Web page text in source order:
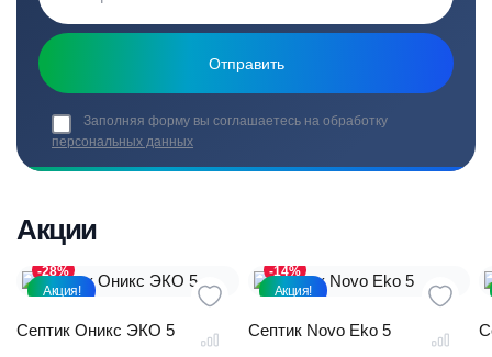
Заполняя форму вы соглашаетесь на обработку
персональных данных
Акции
Акция!
-28%
Септик Оникс ЭКО 5
Акция!
-14%
Септик Novo Eko 5